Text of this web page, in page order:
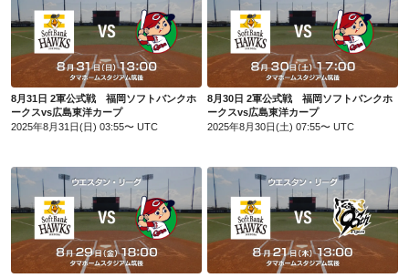
8月31日 2軍公式戦 福岡ソフトバンクホークスvs広島東洋カープ
8月31日 2軍公式戦 福岡ソフトバンクホ
ークスvs広島東洋カープ
2025年8月31日(日) 03:55〜 UTC
8月30日 2軍公式戦 福岡ソフトバンクホークスvs広島東洋カープ
8月30日 2軍公式戦 福岡ソフトバンクホ
ークスvs広島東洋カープ
2025年8月30日(土) 07:55〜 UTC
8月29日 2軍公式戦 福岡ソフトバンクホークスvs広島東洋カープ 8月21日 2軍公式戦 福岡ソフトバンクホークスvs阪神タイガース